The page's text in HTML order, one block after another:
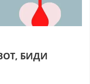
ТЕЛА
БИДИ